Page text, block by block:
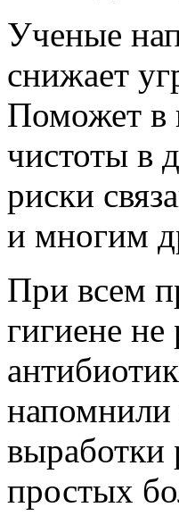
Ученые
снижает
Поможет в
чистоты в
риски
и многим
При всем
гигиене не
напомнили
выработки
простых